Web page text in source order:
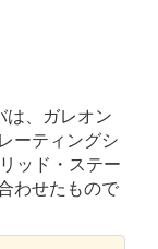
は、ガレオン
ーティングシ
ッド・ステー
わせたもので